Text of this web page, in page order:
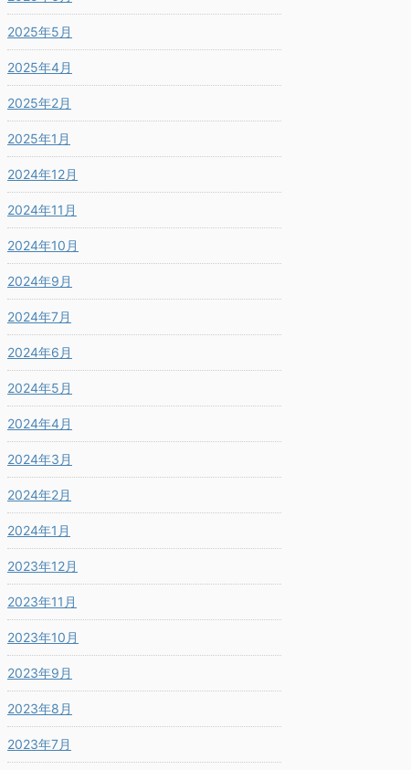
2025年5月
2025年4月
2025年2月
2025年1月
2024年12月
2024年11月
2024年10月
2024年9月
2024年7月
2024年6月
2024年5月
2024年4月
2024年3月
2024年2月
2024年1月
2023年12月
2023年11月
2023年10月
2023年9月
2023年8月
2023年7月